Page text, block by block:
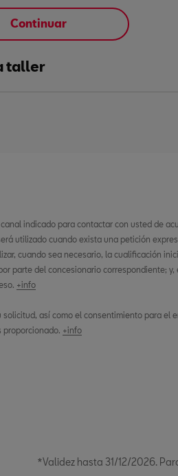
Continuar
taller
indicado para contactar con usted de
utilizado cuando exista una petición
cuando sea necesario, la cualificación
parte del concesionario correspondiente; y,
+info
así como el consentimiento para el
proporcionado. +info
*Validez hasta 31/12/2026.